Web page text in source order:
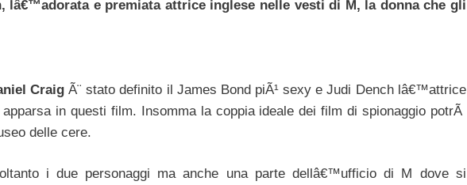
lâ€™adorata e premiata attrice inglese nelle vesti di M, la donna che gli
CraigÃ¨ stato definito il James Bond piÃ¹ sexy e Judi Dench lâ€™attrice
in questi film. Insomma la coppia ideale dei film di spionaggio potrÃ
delle cere.
i due personaggi ma anche una parte dellâ€™ufficio di M dove si